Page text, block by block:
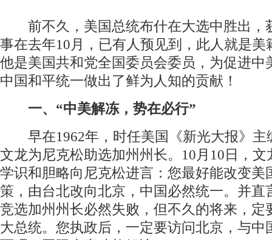
前不久，美国总统布什在大选中胜出，
事在去年10月，已有人预见到，此人就是美
他是美国共和党全国委员会委员，为促进中
中国和平统一做出了鲜为人知的贡献！
一、“中美解冻，势在必行”
早在1962年，时任美国《新光大报》主
文龙为尼克松助选加州州长。10月10日，文
学识和胆略向尼克松进言：您最好能改变美
策，由台北改向北京，中国必然统一。并直
竞选加州州长必然失败，但不久的将来，定
大总统。您执政后，一定要访问北京，与中